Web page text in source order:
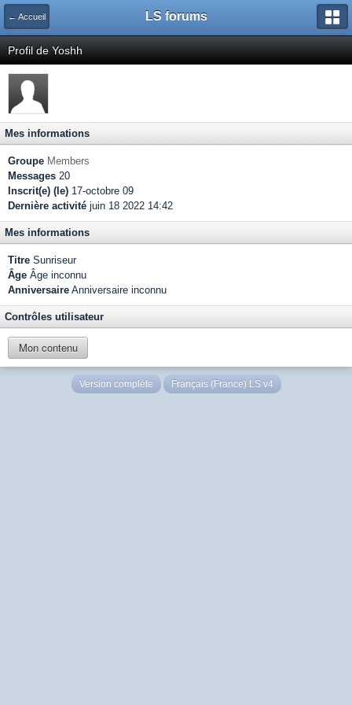
← Accueil LS forums
Profil de Yoshh
Mes informations
Groupe Members
Messages 20
Inscrit(e) (le) 17-octobre 09
Dernière activité juin 18 2022 14:42
Mes informations
Titre Sunriseur
Âge Âge inconnu
Anniversaire Anniversaire inconnu
Contrôles utilisateur
Mon contenu
Version complète Français (France) LS v4